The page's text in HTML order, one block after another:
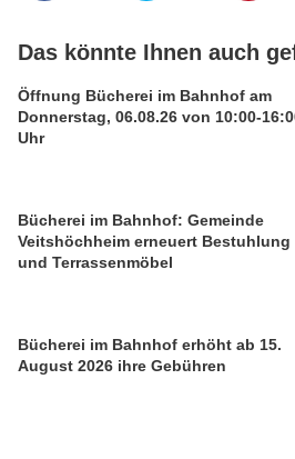
Das könnte Ihnen auch
Öffnung Bücherei im Bahnhof am
Donnerstag, 06.08.26 von 10:00-
Uhr
Bücherei im Bahnhof: Gemeinde
Veitshöchheim erneuert Bestuhlung
und Terrassenmöbel
Bücherei im Bahnhof erhöht ab 15.
August 2026 ihre Gebühren